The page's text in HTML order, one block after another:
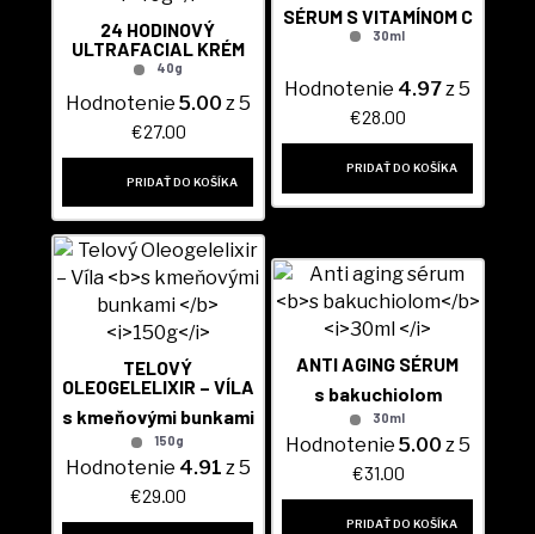
24 HODINOVÝ
ULTRAFACIAL KRÉM
40g
Hodnotenie 5.00 z 5
€27.00
PRIDAŤ DO KOŠÍKA
SÉRUM S VITAMÍNOM C
30ml
Hodnotenie 4.97z 5
€28.00
PRIDAŤ DO KOŠÍKA
TELOVÝ
OLEOGELELIXIR – VÍLA
s kmeňovými bunkami
150g
Hodnotenie 4.91 z 5
€29.00
ANTI AGING SÉRUM
s bakuchiolom
30ml
Hodnotenie 5.00 z 5
€31.00
PRIDAŤ DO KOŠÍKA